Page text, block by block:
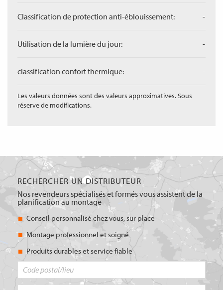
Classification de protection anti-éblouissement: -
Utilisation de la lumière du jour: -
classification confort thermique: -
Les valeurs données sont des valeurs approximatives. Sous
réserve de modifications.
RECHERCHER UN DISTRIBUTEUR
Nos revendeurs spécialisés et formés vous assistent de la
planification au montage
Conseil personnalisé chez vous, sur place
Montage professionnel et soigné
Produits durables et service fiable